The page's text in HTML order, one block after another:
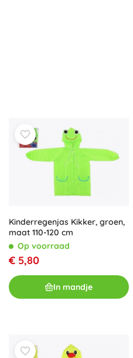
Kinderregenjas Kikker, groen,
maat 110-120 cm
Op voorraad
€ 5,80
In mandje